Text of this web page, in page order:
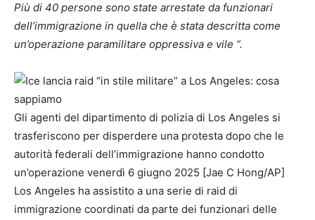
Più di 40 persone sono state arrestate da funzionari
dell’immigrazione in quella che è stata descritta come
un’operazione paramilitare oppressiva e vile “.
Gli agenti del dipartimento di polizia di Los Angeles si
trasferiscono per disperdere una protesta dopo che le
autorità federali dell’immigrazione hanno condotto
un’operazione venerdì 6 giugno 2025 [Jae C Hong/AP]
Los Angeles ha assistito a una serie di raid di
immigrazione coordinati da parte dei funzionari delle